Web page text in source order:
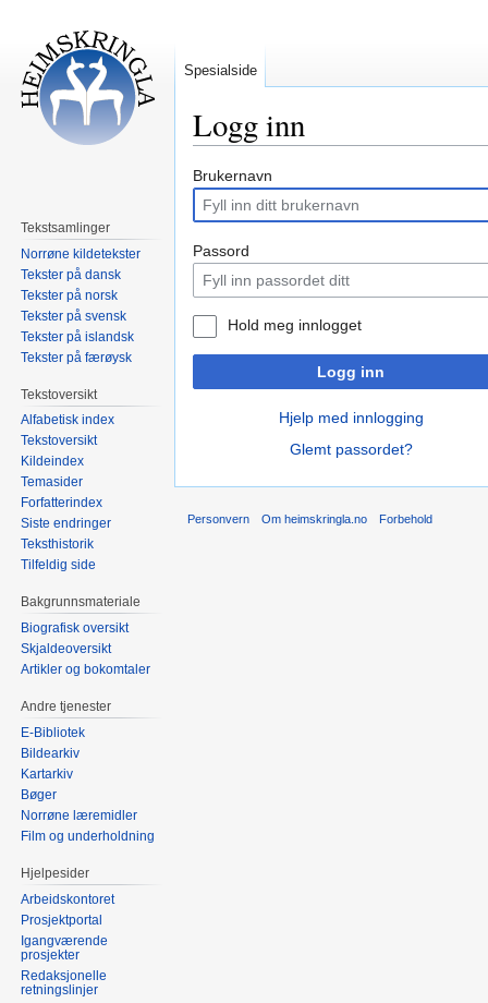
Logg inn
Hopp
navigering
Hopp
søk
Brukernavn
Passord
Hold meg innlogget
Logg inn
Hjelp med innlogging
Glemt passordet?
Spesialside
Tekstsamlinger
Norrøne kildetekster
Tekster på dansk
Tekster på norsk
Tekster på svensk
Tekster på islandsk
Tekster på færøysk
Tekstoversikt
Alfabetisk index
Tekstoversikt
Kildeindex
Temasider
Forfatterindex
Siste endringer
Teksthistorik
Tilfeldig side
Bakgrunnsmateriale
Biografisk oversikt
Skjaldeoversikt
Artikler og bokomtaler
Andre tjenester
E-Bibliotek
Bildearkiv
Kartarkiv
Bøger
Norrøne læremidler
Film og underholdning
Hjelpesider
Arbeidskontoret
Prosjektportal
Igangværende
prosjekter
Redaksjonelle
retningslinjer
Personvern Om heimskringla.no Forbehold